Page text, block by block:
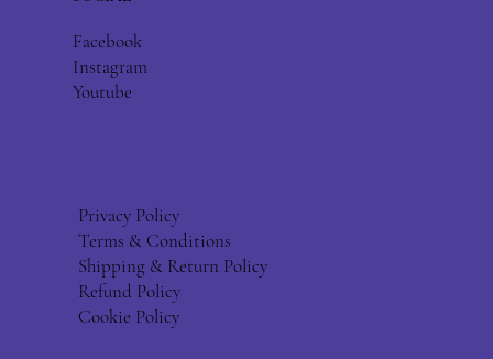
Facebook
Instagram
Youtube
Privacy Policy
Terms & Conditions
Shipping & Return Policy
Refund Policy
Cookie Policy